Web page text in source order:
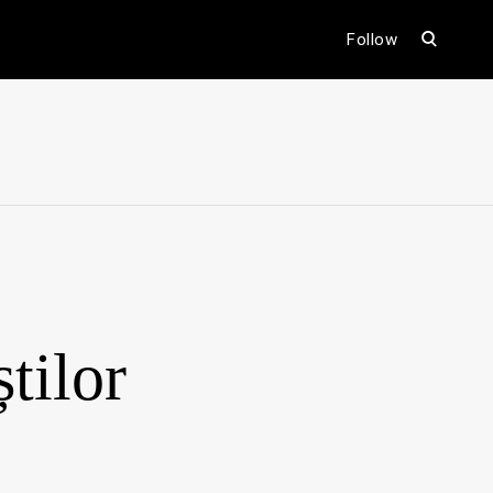
Follow
open
form